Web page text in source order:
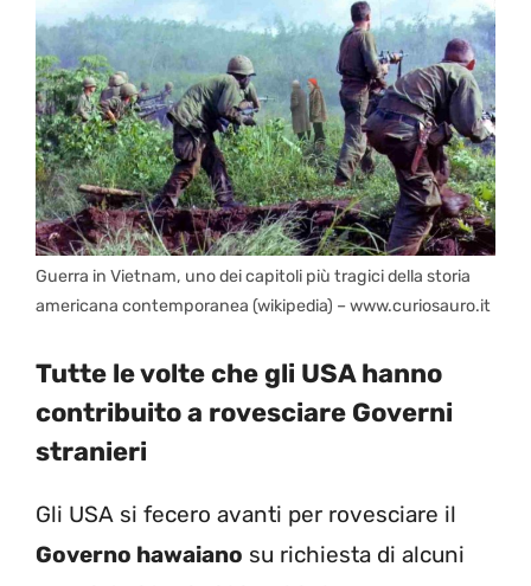
Guerra in Vietnam, uno dei capitoli più tragici della storia
americana contemporanea (wikipedia) – www.curiosauro.it
Tutte le volte che gli USA hanno
contribuito a rovesciare Governi
stranieri
Gli USA si fecero avanti per rovesciare il
Governo hawaiano su richiesta di alcuni